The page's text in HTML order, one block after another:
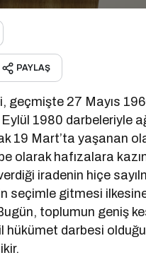
PAYLAŞ
geçmişte 27 Mayıs
1980 darbeleriyle
19 Mart’ta yaşanan
olarak hafızalara
iradenin hiçe
seçimle gitmesi
toplumun geniş
hükümet darbesi olduğu